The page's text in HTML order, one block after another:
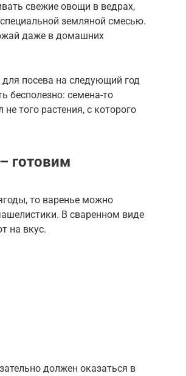
свежие овощи в ведрах,
земляной смесью.
даже в домашних
посева на следующий год
бесполезно: семена-то
того растения, с которого
готовим
то варенье можно
В сваренном виде
на вкус.
должен оказаться в